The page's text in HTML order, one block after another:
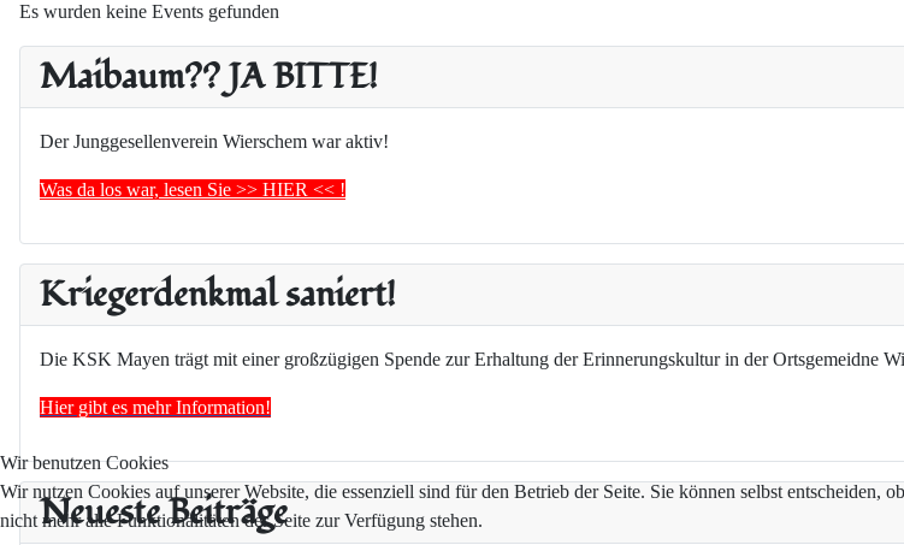
Maibaum?? JA BITTE!
Der Junggesellenverein Wierschem war aktiv!
Was da los war, lesen Sie >> HIER << !
Kriegerdenkmal saniert!
Die KSK Mayen trägt mit einer großzügigen Spende zur Erhaltung der Erinnerungskultur in der Ortsgemeidne
Hier gibt es mehr Information!
Neueste Beiträge
Es wurden keine Events gefunden
Wir benutzen Cookies
Wir nutzen Cookies auf unserer Website, die essenziell sind für den Betrieb der Seite. Sie können selbst
nicht mehr alle Funktionalitäten der Seite zur Verfügung stehen.